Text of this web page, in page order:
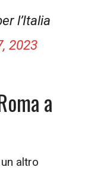
l’Italia
2023
a
altro